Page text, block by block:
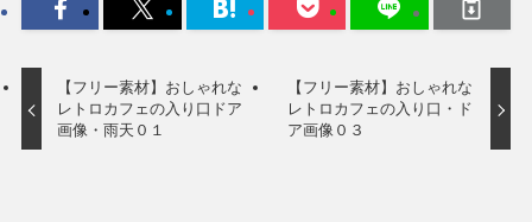
【フリー素材】おしゃれな
レトロカフェの入り口ドア
画像・雨天０１
【フリー素材】おしゃれな
レトロカフェの入り口・ド
ア画像０３